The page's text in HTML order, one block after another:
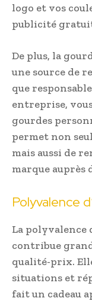
logo et vos
publicité
De plus, la
une source de
que
entreprise,
gourdes
permet non
mais aussi de
marque auprès
Polyvalence
La polyvalence
contribue
qualité-prix.
situations et
fait un cadeau